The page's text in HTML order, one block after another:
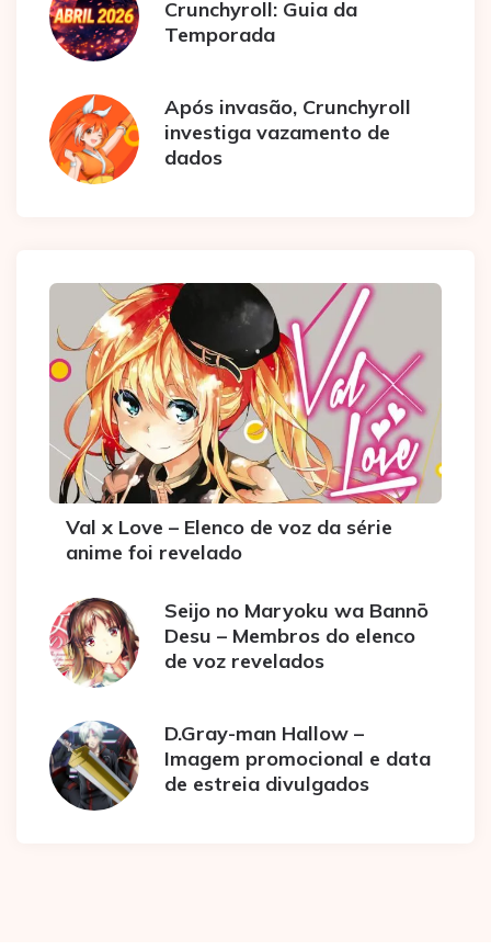
Crunchyroll: Guia da
Temporada
Após invasão, Crunchyroll
investiga vazamento de
dados
Val x Love – Elenco de voz da série
anime foi revelado
Seijo no Maryoku wa Bannō
Desu – Membros do elenco
de voz revelados
D.Gray-man Hallow –
Imagem promocional e data
de estreia divulgados